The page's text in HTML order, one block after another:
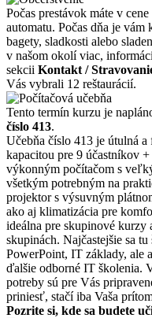
Počas prestávok máte v
automatu. Počas dňa je vám
bagety, sladkosti alebo
v našom okolí viac,
sekcii Kontakt /
Vás vybrali 12 reštaurácií.
Tento termín kurzu je
číslo 413.
Učebňa číslo 413 je útulná
kapacitou pre 9 účastníkov
výkonným počítačom s
všetkým potrebným na
projektor s výsuvným
ako aj klimatizácia pre
ideálna pre skupinové kurzy
skupinách. Najčastejšie sa
PowerPoint, IT základy, ale
ďalšie odborné IT školenia.
potreby sú pre Vás
priniesť, stačí iba Vaša
Pozrite si, kde sa budete